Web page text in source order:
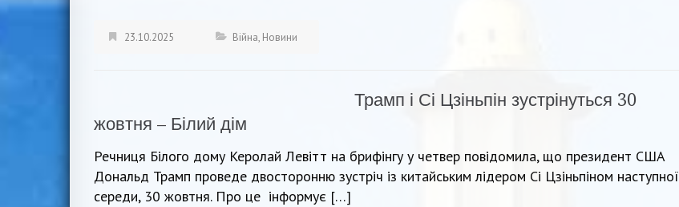
23.10.2025 Війна, Новини
Трамп і Сі Цзіньпін зустрінуться 30
жовтня – Білий дім
Речниця Білого дому Керолай Левітт на брифінгу у четвер повідомила, що президент США
Дональд Трамп проведе двосторонню зустріч із китайським лідером Сі Цзіньпіном наступної
середи, 30 жовтня. Про це інформує […]